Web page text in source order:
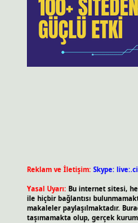
Reklam ve İletişim: Skype:
Yasal Uyarı: Bu internet sitesi,
ile hiçbir bağlantısı
makaleler paylaşılmaktadır.
taşımamakta olup, gerçek